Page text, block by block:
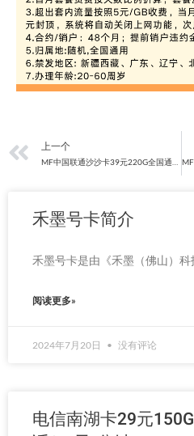
上一页
上一个
禾墨号卡简介
禾墨号卡是由《禾墨（佛山）科
阅读更多»
2024年7月20日 没有评论
电信南湖卡29元